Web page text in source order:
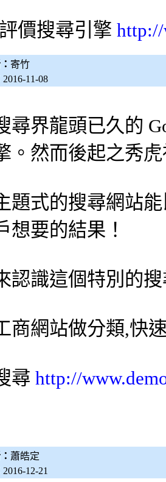
價搜尋引擎
寄竹
2016-11-08
尋界龍頭已久的
。然而後起之秀
題式的搜尋網站
想要的結果！
認識這個特別的
商網站做分類,快
尋 http://
蕭皓定
2016-12-21